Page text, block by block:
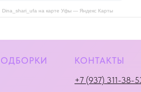
Dina_shari_ufa на карте Уфы — Яндекс Карты
КОНТАКТЫ
+7 (937) 311-38-